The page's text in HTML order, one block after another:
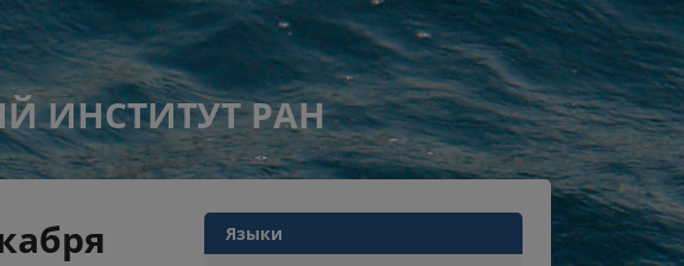
ИНСТИТУТ РАН
Языки